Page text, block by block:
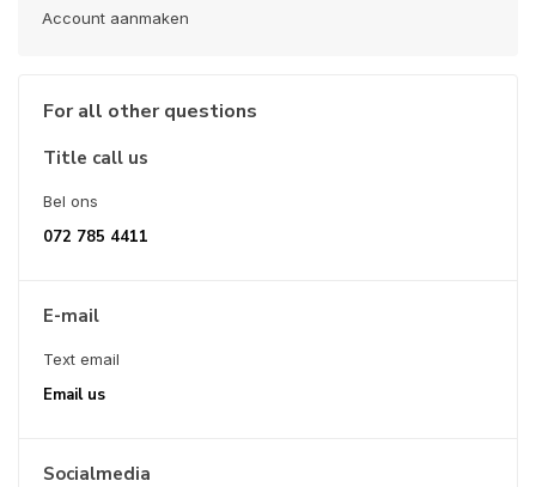
Account aanmaken
For all other questions
Title call us
Bel ons
072 785 4411
E-mail
Text email
Email us
Socialmedia